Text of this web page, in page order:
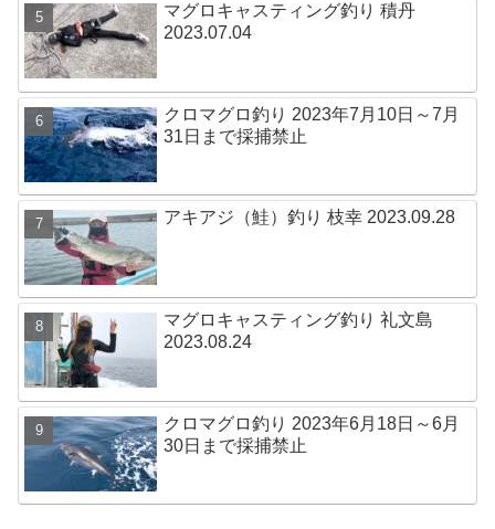
マグロキャスティング釣り 積丹
2023.07.04
クロマグロ釣り 2023年7月10日～7月
31日まで採捕禁止
アキアジ（鮭）釣り 枝幸 2023.09.28
マグロキャスティング釣り 礼文島
2023.08.24
クロマグロ釣り 2023年6月18日～6月
30日まで採捕禁止